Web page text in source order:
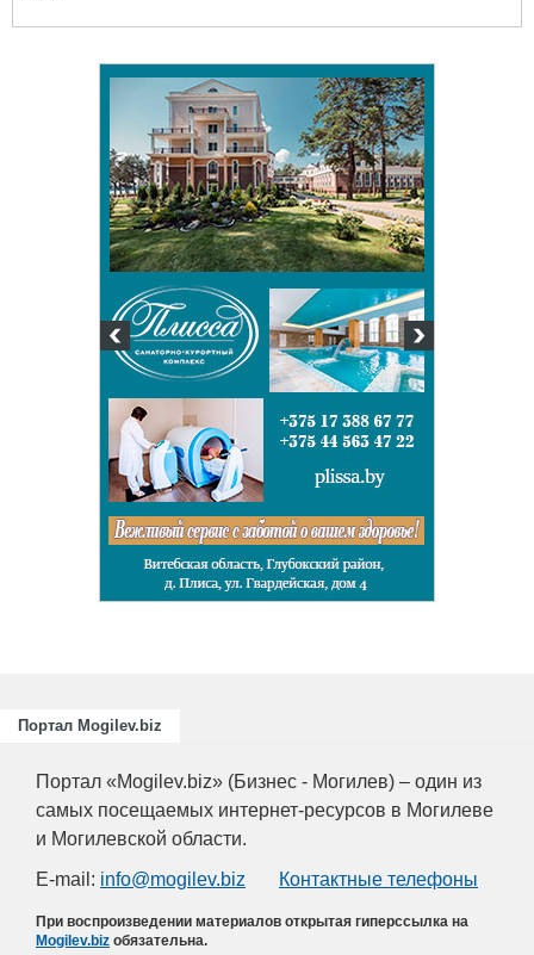
Портал Mogilev.biz
Портал «Mogilev.biz» (Бизнес - Могилев) – один из
самых посещаемых интернет-ресурсов в Могилеве
и Могилевской области.
E-mail: info@mogilev.biz Контактные телефоны
При воспроизведении материалов открытая гиперссылка на
Mogilev.biz обязательна.